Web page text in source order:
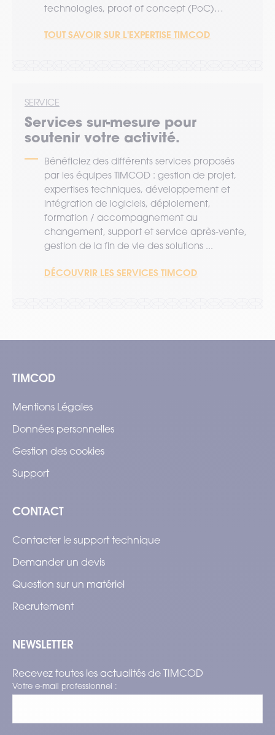
technologies, proof of concept (PoC)…
TOUT SAVOIR SUR L'EXPERTISE TIMCOD
SERVICE
Services sur-mesure pour
soutenir votre activité.
Bénéficiez des différents services proposés
par les équipes TIMCOD : gestion de projet,
expertises techniques, développement et
intégration de logiciels, déploiement,
formation / accompagnement au
changement, support et service après-vente,
gestion de la fin de vie des solutions ...
DÉCOUVRIR LES SERVICES TIMCOD
TIMCOD
Mentions Légales
Données personnelles
Gestion des cookies
Support
CONTACT
Contacter le support technique
Demander un devis
Question sur un matériel
Recrutement
NEWSLETTER
Recevez toutes les actualités de TIMCOD
Votre e-mail professionnel :